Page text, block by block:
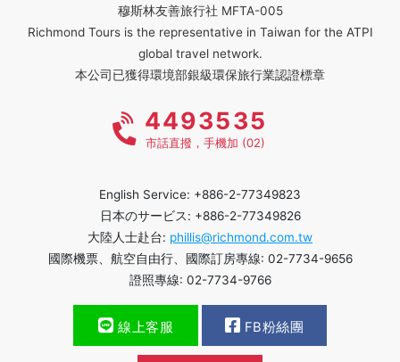
穆斯林友善旅行社 MFTA-005
Richmond Tours is the representative in Taiwan for the ATPI
global travel network.
本公司已獲得環境部銀級環保旅行業認證標章
4493535
市話直撥，手機加 (02)
English Service: +886-2-77349823
日本のサービス: +886-2-77349826
大陸人士赴台: phillis@richmond.com.tw
國際機票、航空自由行、國際訂房專線: 02-7734-9656
證照專線: 02-7734-9766
線上客服 FB粉絲團